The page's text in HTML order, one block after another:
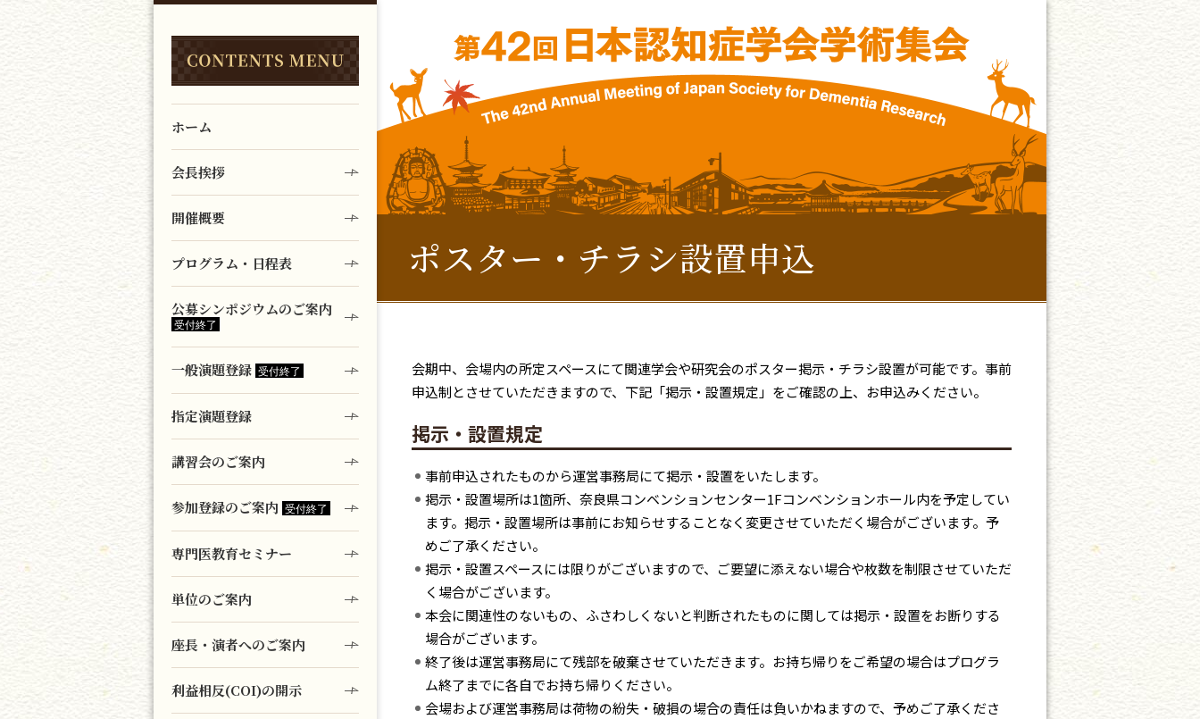
ホーム
会長挨拶
開催概要
プログラム・日程表
公募シンポジウムのご案内
一般演題登録
指定演題登録
講習会のご案内
参加登録のご案内
専門医教育セミナー
単位のご案内
座長・演者へのご案内
利益相反(COI)の開示
ポスター・チラシ設置申込
会期中、会場内の所定スペースにて関連学会や研究会のポスター掲示・チラシ設置が可能です。事前
申込制とさせていただきますので、下記「掲示・設置規定」をご確認の上、お申込みください。
掲示・設置規定
事前申込されたものから運営事務局にて掲示・設置をいたします。
掲示・設置場所は1箇所、奈良県コンベンションセンター1Fコンベンションホール内を予定してい
ます。掲示・設置場所は事前にお知らせすることなく変更させていただく場合がございます。予
めご了承ください。
掲示・設置スペースには限りがございますので、ご要望に添えない場合や枚数を制限させていただ
く場合がございます。
本会に関連性のないもの、ふさわしくないと判断されたものに関しては掲示・設置をお断りする
場合がございます。
終了後は運営事務局にて残部を破棄させていただきます。お持ち帰りをご希望の場合はプログラ
ム終了までに各自でお持ち帰りください。
会場および運営事務局は荷物の紛失・破損の場合の責任は負いかねますので、予めご了承くださ